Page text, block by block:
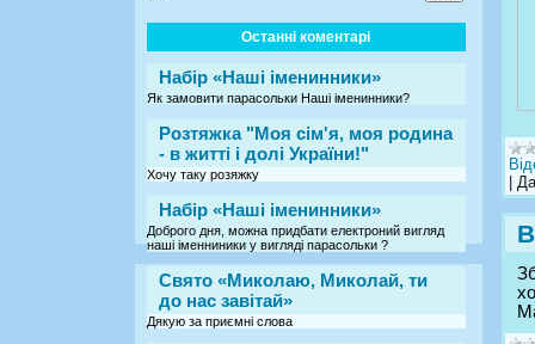
Останні коментарі
Набір «Наші іменинники»
Як замовити парасольки Наші іменинники?
Розтяжка "Моя сім'я, моя родина
- в житті і долі України!"
Хочу таку розяжку
Набір «Наші іменинники»
Доброго дня, можна придбати електроний вигляд
наші іменниники у вигляді парасольки ?
Свято «Миколаю, Миколай, ти
до нас завітай»
Дякую за приємні слова